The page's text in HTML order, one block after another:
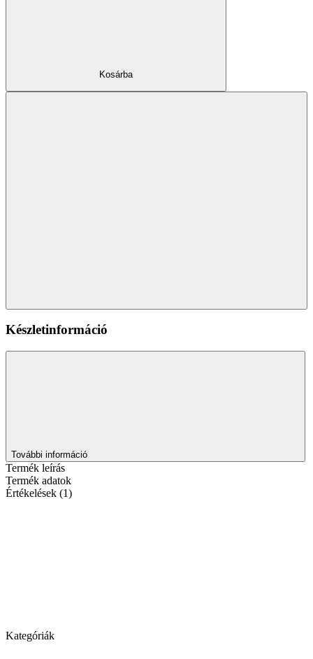
Kosárba
Készletinformáció
További információ
Termék leírás
Termék adatok
Értékelések (1)
Kategóriák